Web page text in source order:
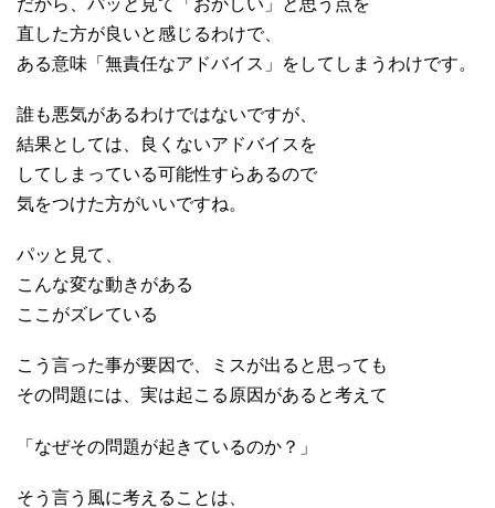
直した方が良いと感じるわけで、
ある意味「無責任なアドバイス」をしてしまうわけです。
誰も悪気があるわけではないですが、
結果としては、良くないアドバイスを
してしまっている可能性すらあるので
気をつけた方がいいですね。
パッと見て、
こんな変な動きがある
ここがズレている
こう言った事が要因で、ミスが出ると思っても
その問題には、実は起こる原因があると考えて
「なぜその問題が起きているのか？」
そう言う風に考えることは、